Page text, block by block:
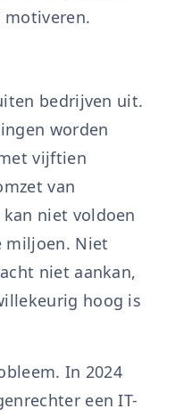
bedrijven uit.
worden
vijftien
van
niet voldoen
miljoen. Niet
niet aankan,
hoog is
In 2024
een IT-